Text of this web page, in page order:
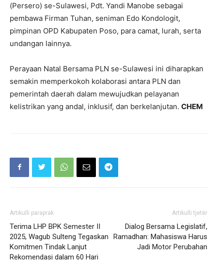
(Persero) se-Sulawesi, Pdt. Yandi Manobe sebagai
pembawa Firman Tuhan, seniman Edo Kondologit,
pimpinan OPD Kabupaten Poso, para camat, lurah, serta
undangan lainnya.
Perayaan Natal Bersama PLN se-Sulawesi ini diharapkan
semakin memperkokoh kolaborasi antara PLN dan
pemerintah daerah dalam mewujudkan pelayanan
kelistrikan yang andal, inklusif, dan berkelanjutan. CHEM
Artikulli paraprak
Terima LHP BPK Semester II
2025, Wagub Sulteng Tegaskan
Komitmen Tindak Lanjut
Rekomendasi dalam 60 Hari
Artikulli tjetër
Dialog Bersama Legislatif,
Ramadhan: Mahasiswa Harus
Jadi Motor Perubahan